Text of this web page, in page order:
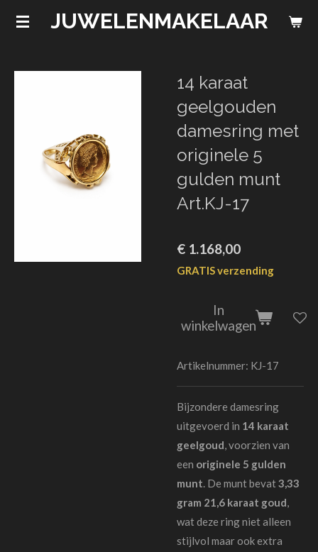
Ga
de
JUWELENMAKELAAR
14 karaat
geelgouden
damesring met
originele 5
gulden munt
Art.KJ-17
€ 1.168,00
GRATIS verzending
In
winkelwagen
Artikelnummer: KJ-17
Bijzondere damesring
uitgevoerd in 14 karaat
geelgoud, voorzien van
een originele 5 gulden
munt. De munt bevat3,33
gram 21,6 karaat goud,
wat deze ring niet alleen
stijlvol maar ook extra